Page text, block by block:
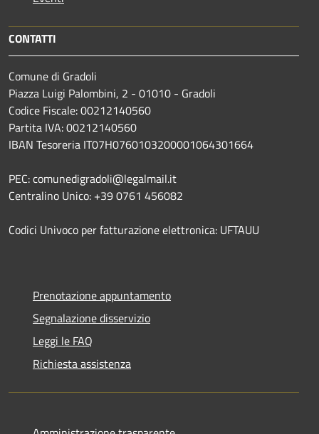
CONTATTI
Comune di Gradoli
Piazza Luigi Palombini, 2 - 01010 - Gradoli
Codice Fiscale: 00212140560
Partita IVA: 00212140560
IBAN Tesoreria IT07H0760103200001064301664
PEC: comunedigradoli@legalmail.it
Centralino Unico: +39 0761 456082
Codici Univoco per fatturazione elettronica: UFTAUU
Prenotazione appuntamento
Segnalazione disservizio
Leggi le FAQ
Richiesta assistenza